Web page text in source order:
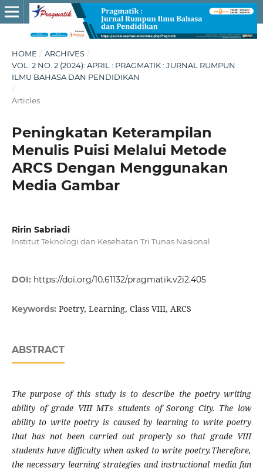
HOME / ARCHIVES /
VOL. 2 NO. 2 (2024): APRIL : PRAGMATIK : JURNAL RUMPUN
ILMU BAHASA DAN PENDIDIKAN
/
Articles
Peningkatan Keterampilan
Menulis Puisi Melalui Metode
ARCS Dengan Menggunakan
Media Gambar
Ririn Sabriadi
Institut Teknologi dan Kesehatan Tri Tunas Nasional
DOI: https://doi.org/10.61132/pragmatik.v2i2.405
Keywords: Poetry, Learning, Class VIII, ARCS
ABSTRACT
The purpose of this study is to describe the poetry writing
ability of grade VIII MTs students of Sorong City. The low
ability to write poetry is caused by learning to write poetry
that has not been carried out properly so that grade VIII
students have difficulty when asked to write poetry.Therefore,
the necessary learning strategies and instructional media fun